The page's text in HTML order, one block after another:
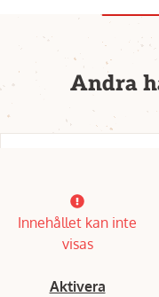
Andra
Innehållet kan inte
visas
Aktivera